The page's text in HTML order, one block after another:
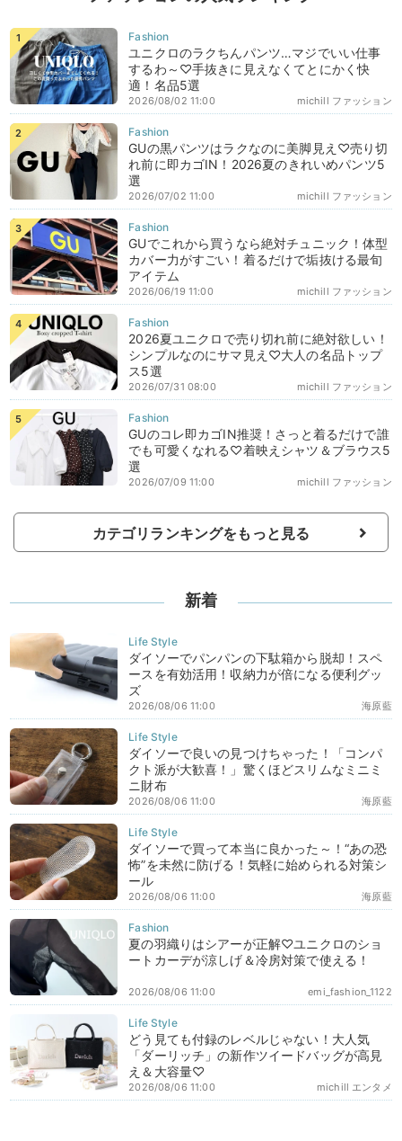
ユニクロのラクちんパンツ…マジでいい仕事
するわ～♡手抜きに見えなくてとにかく快
適！名品5選
michill ファッション
2026/08/02 11:00
GUの黒パンツはラクなのに美脚見え♡売り切
れ前に即カゴIN！2026夏のきれいめパンツ5
選
michill ファッション
2026/07/02 11:00
GUでこれから買うなら絶対チュニック！体型
カバー力がすごい！着るだけで垢抜ける最旬
アイテム
michill ファッション
2026/06/19 11:00
2026夏ユニクロで売り切れ前に絶対欲しい！
シンプルなのにサマ見え♡大人の名品トップ
ス5選
michill ファッション
2026/07/31 08:00
GUのコレ即カゴIN推奨！さっと着るだけで誰
でも可愛くなれる♡着映えシャツ＆ブラウス5
選
michill ファッション
2026/07/09 11:00
カテゴリランキングをもっと見る
新着
ダイソーでパンパンの下駄箱から脱却！スペ
ースを有効活用！収納力が倍になる便利グッ
ズ
海原藍
2026/08/06 11:00
ダイソーで良いの見つけちゃった！「コンパ
クト派が大歓喜！」驚くほどスリムなミニミ
ニ財布
海原藍
2026/08/06 11:00
ダイソーで買って本当に良かった～！“あの恐
怖”を未然に防げる！気軽に始められる対策シ
ール
海原藍
2026/08/06 11:00
夏の羽織りはシアーが正解♡ユニクロのショ
ートカーデが涼しげ＆冷房対策で使える！
emi_fashion_1122
2026/08/06 11:00
どう見ても付録のレベルじゃない！大人気
「ダーリッチ」の新作ツイードバッグが高見
え＆大容量♡
michill エンタメ
2026/08/06 11:00